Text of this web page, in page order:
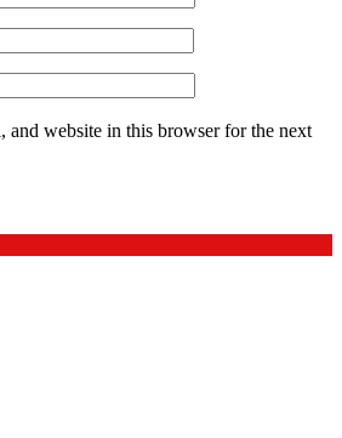
and website in this browser for the next